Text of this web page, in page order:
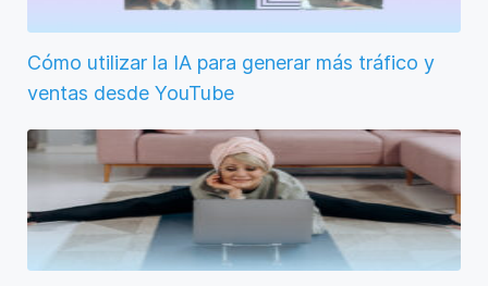
Cómo utilizar la IA para generar más tráfico y
ventas desde YouTube